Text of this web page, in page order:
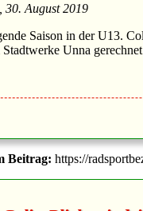
30. August 2019
Saison in der U13.
Unna
Beitrag: https://